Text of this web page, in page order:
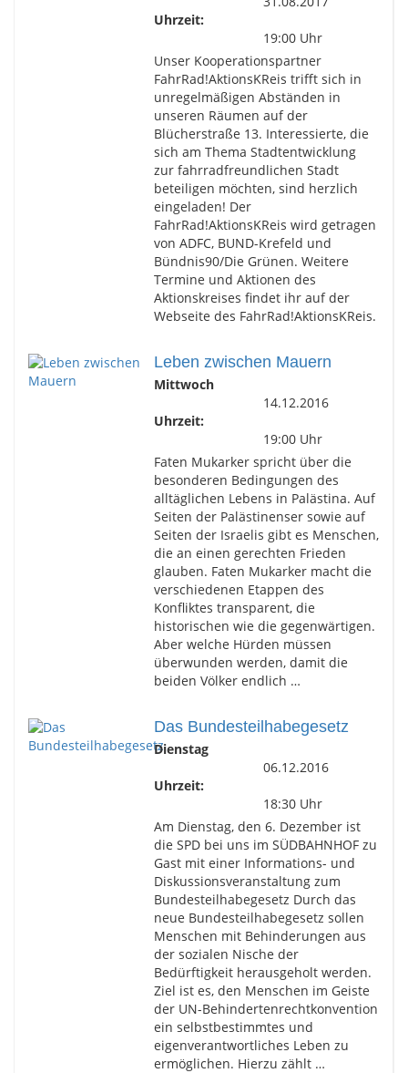
Uhrzeit:
19:00 Uhr
Unser Kooperationspartner
FahrRad!AktionsKReis trifft sich in
unregelmäßigen Abständen in
unseren Räumen auf der
Blücherstraße 13. Interessierte, die
sich am Thema Stadtentwicklung
zur fahrradfreundlichen Stadt
beteiligen möchten, sind herzlich
eingeladen! Der
FahrRad!AktionsKReis wird getragen
von ADFC, BUND-Krefeld und
Bündnis90/Die Grünen. Weitere
Termine und Aktionen des
Aktionskreises findet ihr auf der
Webseite des FahrRad!AktionsKReis.
Leben zwischen Mauern
Mittwoch
14.12.2016
Uhrzeit:
19:00 Uhr
Faten Mukarker spricht über die
besonderen Bedingungen des
alltäglichen Lebens in Palästina. Auf
Seiten der Palästinenser sowie auf
Seiten der Israelis gibt es Menschen,
die an einen gerechten Frieden
glauben. Faten Mukarker macht die
verschiedenen Etappen des
Konfliktes transparent, die
historischen wie die gegenwärtigen.
Aber welche Hürden müssen
überwunden werden, damit die
beiden Völker endlich …
Das Bundesteilhabegesetz
Dienstag
06.12.2016
Uhrzeit:
18:30 Uhr
Am Dienstag, den 6. Dezember ist
die SPD bei uns im SÜDBAHNHOF zu
Gast mit einer Informations- und
Diskussionsveranstaltung zum
Bundesteilhabegesetz Durch das
neue Bundesteilhabegesetz sollen
Menschen mit Behinderungen aus
der sozialen Nische der
Bedürftigkeit herausgeholt werden.
Ziel ist es, den Menschen im Geiste
der UN-Behindertenrechtkonvention
ein selbstbestimmtes und
eigenverantwortliches Leben zu
ermöglichen. Hierzu zählt …